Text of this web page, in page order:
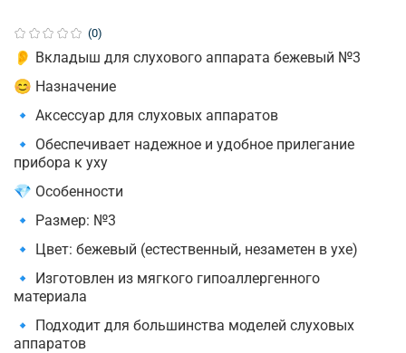
(0)
👂 Вкладыш для слухового аппарата бежевый №3
😊 Назначение
🔹 Аксессуар для слуховых аппаратов
🔹 Обеспечивает надежное и удобное прилегание
прибора к уху
💎 Особенности
🔹 Размер: №3
🔹 Цвет: бежевый (естественный, незаметен в ухе)
🔹 Изготовлен из мягкого гипоаллергенного
материала
🔹 Подходит для большинства моделей слуховых
аппаратов